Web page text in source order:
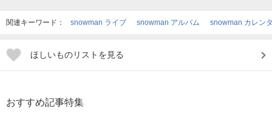
関連キーワード： snowman ライブ snowman アルバム snowman カレン
ほしいものリストを見る
おすすめ記事特集